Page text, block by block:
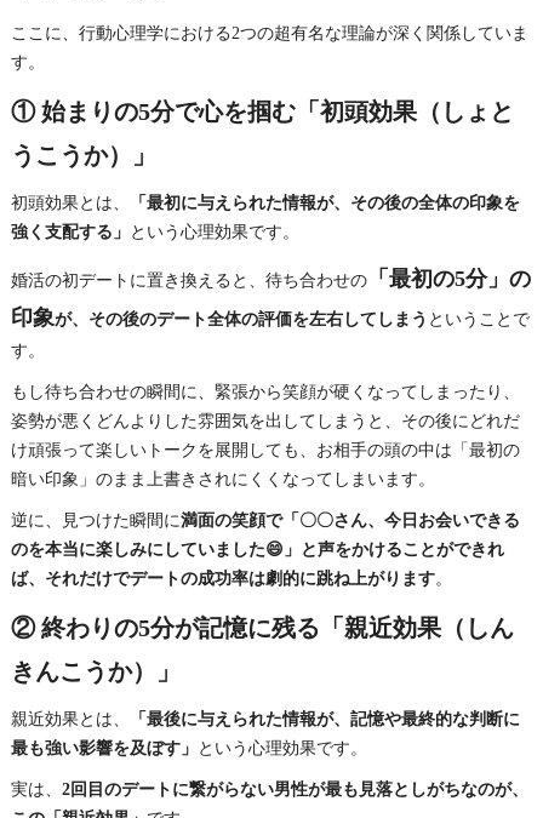
ここに、行動心理学における2つの超有名な理論が深く関係していま
す。
① 始まりの5分で心を掴む「初頭効果（しょと
うこうか）」
初頭効果とは、
「最初に与えられた情報が、その後の全体の印象を
強く支配する」 という心理効果です。
婚活の初デートに置き換えると、待ち合わせの「最初の5分」の
印象が、その後のデート全体の評価を左右してしまう ということで
す。
もし待ち合わせの瞬間に、緊張から笑顔が硬くなってしまったり、
姿勢が悪くどんよりした雰囲気を出してしまうと、その後にどれだ
け頑張って楽しいトークを展開しても、お相手の頭の中は「最初の
暗い印象」のまま上書きされにくくなってしまいます。
逆に、見つけた瞬間に満面の笑顔で「〇〇さん、今日お会いできる
のを本当に楽しみにしていました😄」と声をかけることができれ
ば、それだけでデートの成功率は劇的に跳ね上がります。
② 終わりの5分が記憶に残る「親近効果（しん
きんこうか）」
親近効果とは、
「最後に与えられた情報が、記憶や最終的な判断に
最も強い影響を及ぼす」 という心理効果です。
実は、 2回目のデートに繋がらない男性が最も見落としがちなのが、